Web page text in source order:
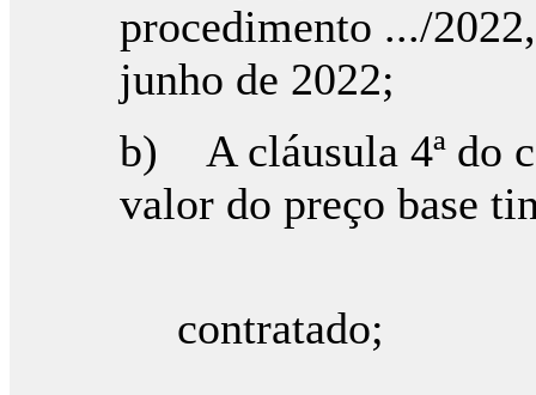
procedimento .../
junho de 2022;
b) A cláusula 4ª do
valor do preço base
contratado;